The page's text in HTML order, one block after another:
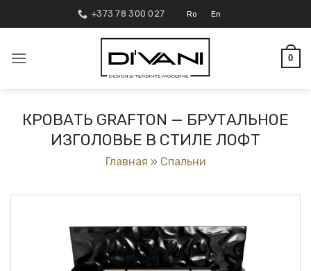
to
+373 78 300 027 Ro En
0
КРОВАТЬ GRAFTON — БРУТАЛЬНОЕ
ИЗГОЛОВЬЕ В СТИЛЕ ЛОФТ
Главная » Спальни